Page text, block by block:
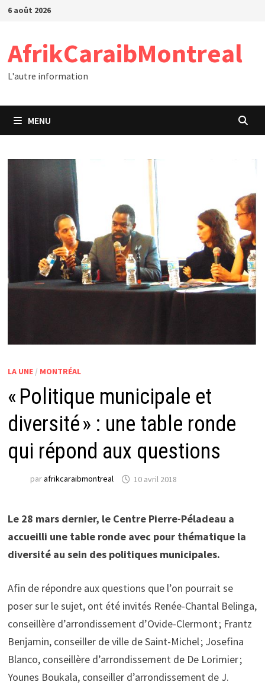
Passer
6 août 2026
AfrikCaraibMontreal
L'autre information
MENU
LA UNE/ MONTRÉAL
« Politique municipale et
diversité » : une table ronde
qui répond aux questions
parafrikcaraibmontreal 10 avril 2018
Le 28 mars dernier, le Centre Pierre-Péladeau a
accueilli une table ronde avec pour thématique la
diversité au sein des politiques municipales.
Afin de répondre aux questions que l’on pourrait se
poser sur le sujet, ont été invités Renée-Chantal Belinga,
conseillère d’arrondissement d’Ovide-Clermont ; Frantz
Benjamin, conseiller de ville de Saint-Michel ; Josefina
Blanco, conseillère d’arrondissement de De Lorimier ;
Younes Boukala, conseiller d’arrondissement de J.